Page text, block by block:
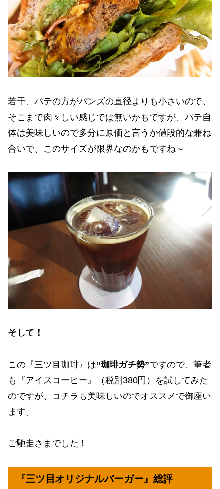
若干、パテの方がバンズの直径よりも小さいので、
そこまで肉々しい感じでは無いかもですが、パテ自
体は美味しいので多分に原価と言うか値段的な兼ね
合いで、このサイズが限界なのかもですね～
そして！
この『三ツ目珈琲』は”珈琲ガチ勢”ですので、筆者
も『アイスコーヒー』（税別380円）を試してみた
のですが、コチラも美味しいのでオススメで御座い
ます。
ご馳走さまでした！
『三ツ目オリジナルバーガー』総評